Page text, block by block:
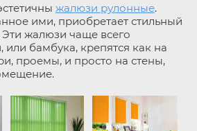
жалюзи рулонные.
ими, приобретает стильный
жалюзи чаще всего
или бамбука, крепятся как на
проемы, и просто на стены,